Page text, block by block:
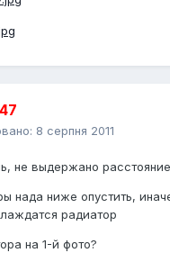
8 серпня 2011
не выдержано
нада ниже опустить,
радиатор
на 1-й фото?